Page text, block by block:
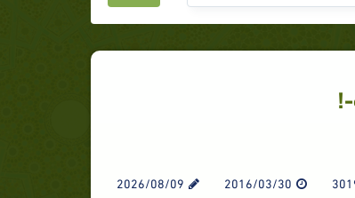
!
2016/03/30
2026/08/09